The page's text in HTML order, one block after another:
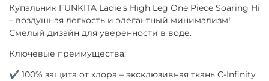
Купальник FUNKITA Ladie's High Leg One Piece Soaring Hi
– воздушная легкость и элегантный минимализм!
Смелый дизайн для уверенности в воде.
Ключевые преимущества:
✔ 100% защита от хлора – эксклюзивная ткань C-Infinity